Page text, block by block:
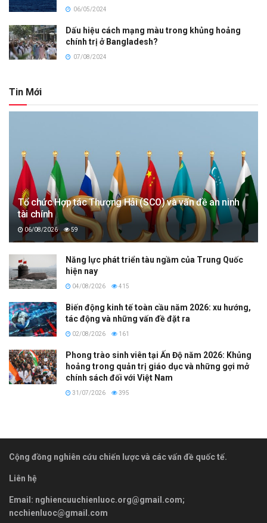
06/05/2024
Dấu hiệu cách mạng màu trong khủng hoảng
chính trị ở Bangladesh?
07/08/2024
Tin Mới
Tổ chức Hợp tác Thượng Hải (SCO) và vấn đề an ninh
tài chính
06/08/2026 59
Năng lực phát triển tàu ngầm của Trung Quốc
hiện nay
04/08/2026 415
Biến động kinh tế toàn cầu năm 2026: xu hướng,
tác động và những vấn đề đặt ra
02/08/2026 161
Phong trào sinh viên tại Ấn Độ năm 2026: Khủng
hoảng trong quản trị giáo dục và những gợi mở
chính sách đối với Việt Nam
31/07/2026 395
Cộng đồng nghiên cứu chiến lược và các vấn đề quốc tế.
Liên hệ
Email: nghiencuuchienluoc.org@gmail.com;
ncchienluoc@gmail.com